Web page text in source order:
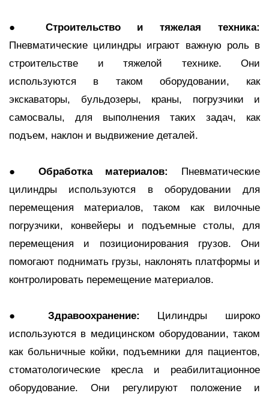
● Строительство и тяжелая техника:
Пневматические цилиндры играют важную роль в
строительстве и тяжелой технике. Они
используются в таком оборудовании, как
экскаваторы, бульдозеры, краны, погрузчики и
самосвалы, для выполнения таких задач, как
подъем, наклон и выдвижение деталей.
● Обработка материалов: Пневматические
цилиндры используются в оборудовании для
перемещения материалов, таком как вилочные
погрузчики, конвейеры и подъемные столы, для
перемещения и позиционирования грузов. Они
помогают поднимать грузы, наклонять платформы и
контролировать перемещение материалов.
● Здравоохранение: Цилиндры широко
используются в медицинском оборудовании, таком
как больничные койки, подъемники для пациентов,
стоматологические кресла и реабилитационное
оборудование. Они регулируют положение и